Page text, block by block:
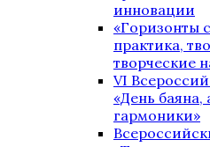
инновации
«Горизонты
практика,
творческие
VI
«День баяна,
гармоники»